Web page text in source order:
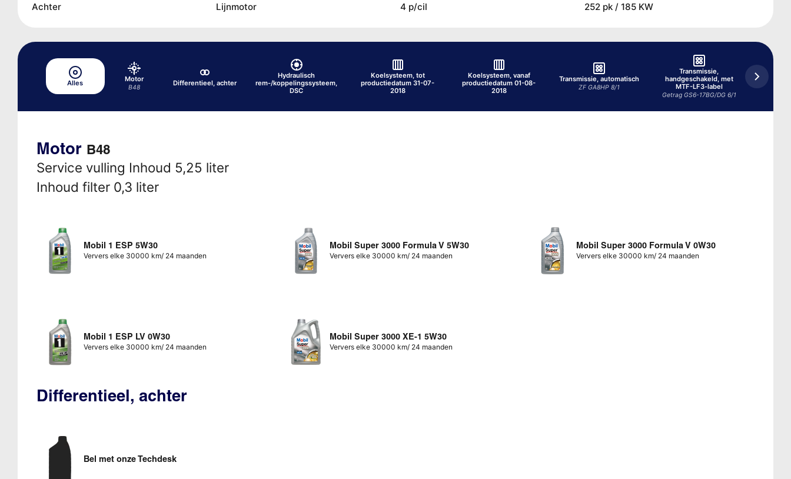
Achter Lijnmotor 4 p/cil 252 pk / 185 KW
Alles
Motor
B48 Differentieel, achter
Hydraulisch
rem-/koppelingssysteem,
DSC
Koelsysteem, tot
productiedatum 31-07-
2018
Koelsysteem, vanaf
productiedatum 01-08-
2018
Transmissie, automatisch
ZF GA8HP 8/1
Transmissie,
handgeschakeld, met
MTF-LF3-label
Getrag GS6-17BG/DG 6/1
Motor B48
Service vulling Inhoud 5,25 liter
Inhoud filter 0,3 liter
Mobil 1 ESP 5W30
Ververs elke 30000 km/ 24 maanden
Mobil Super 3000 Formula V 5W30
Ververs elke 30000 km/ 24 maanden
Mobil Super 3000 Formula V 0W30
Ververs elke 30000 km/ 24 maanden
Mobil 1 ESP LV 0W30
Ververs elke 30000 km/ 24 maanden
Mobil Super 3000 XE-1 5W30
Ververs elke 30000 km/ 24 maanden
Differentieel, achter
Bel met onze Techdesk